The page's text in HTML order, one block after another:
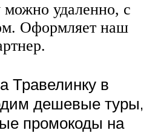
можно удаленно, с
Оформляет наш
Травелинку в
дешевые туры,
промокоды на